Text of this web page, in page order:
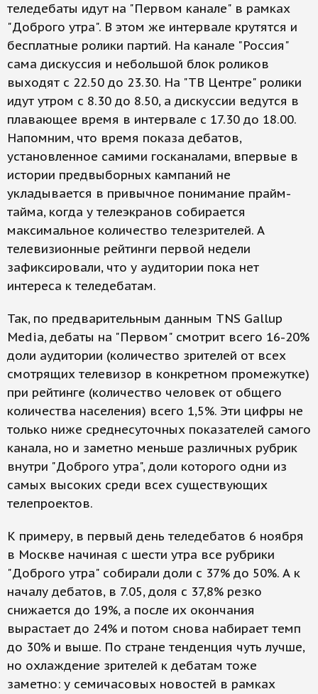
теледебаты идут на "Первом канале" в рамках
"Доброго утра". В этом же интервале крутятся и
бесплатные ролики партий. На канале "Россия"
сама дискуссия и небольшой блок роликов
выходят с 22.50 до 23.30. На "ТВ Центре" ролики
идут утром с 8.30 до 8.50, а дискуссии ведутся в
плавающее время в интервале с 17.30 до 18.00.
Напомним, что время показа дебатов,
установленное самими госканалами, впервые в
истории предвыборных кампаний не
укладывается в привычное понимание прайм-
тайма, когда у телеэкранов собирается
максимальное количество телезрителей. А
телевизионные рейтинги первой недели
зафиксировали, что у аудитории пока нет
интереса к теледебатам.
Так, по предварительным данным TNS Gallup
Media, дебаты на "Первом" смотрит всего 16-20%
доли аудитории (количество зрителей от всех
смотрящих телевизор в конкретном промежутке)
при рейтинге (количество человек от общего
количества населения) всего 1,5%. Эти цифры не
только ниже среднесуточных показателей самого
канала, но и заметно меньше различных рубрик
внутри "Доброго утра", доли которого одни из
самых высоких среди всех существующих
телепроектов.
К примеру, в первый день теледебатов 6 ноября
в Москве начиная с шести утра все рубрики
"Доброго утра" собирали доли с 37% до 50%. А к
началу дебатов, в 7.05, доля с 37,8% резко
снижается до 19%, а после их окончания
вырастает до 24% и потом снова набирает темп
до 30% и выше. По стране тенденция чуть лучше,
но охлаждение зрителей к дебатам тоже
заметно: у семичасовых новостей в рамках